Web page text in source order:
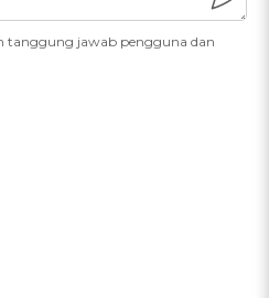
tanggung jawab pengguna dan